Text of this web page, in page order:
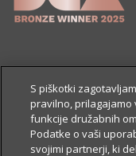
S piškotki
pravilno, prilagajamo
funkcije družabnih
Podatke o vaši
svojimi partnerji, ki